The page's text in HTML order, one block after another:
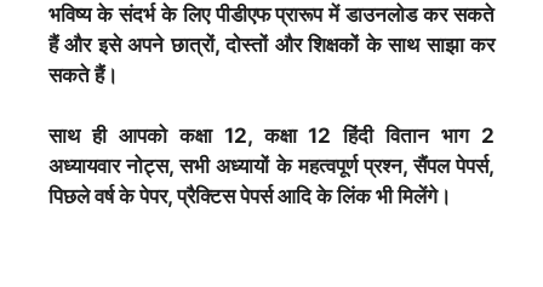
भविष्य के संदर्भ के लिए पीडीएफ प्रारूप में डाउनलोड कर सकते
हैं और इसे अपने छात्रों, दोस्तों और शिक्षकों के साथ साझा कर
सकते हैं।
साथ ही आपको कक्षा 12, कक्षा 12 हिंदी वितान भाग 2
अध्यायवार नोट्स, सभी अध्यायों के महत्वपूर्ण प्रश्न, सैंपल पेपर्स,
पिछले वर्ष के पेपर, प्रैक्टिस पेपर्स आदि के लिंक भी मिलेंगे।